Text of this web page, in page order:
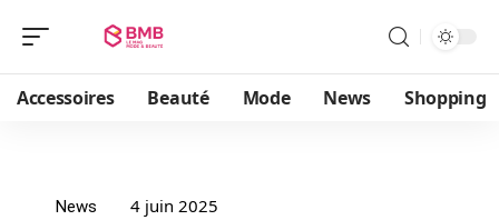
Accessoires Beauté Mode News Shopping
News 4 juin 2025